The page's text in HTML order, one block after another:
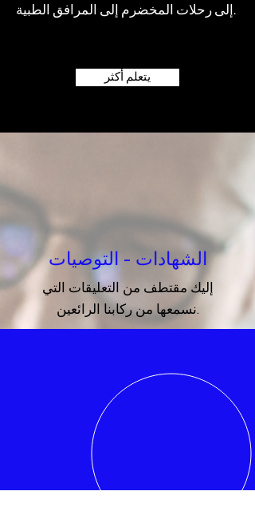
إلى رحلات المخضرم إلى المرافق الطبية.
يتعلم أكثر
الشهادات - التوصيات
إليك مقتطف من التعليقات التي
نسمعها من ركابنا الرائعين.